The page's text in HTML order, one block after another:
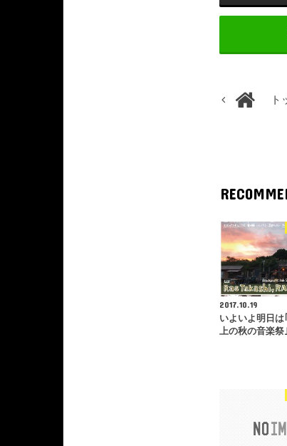
ト
2017.10.19
いよいよ明日は
上の秋の音楽祭｣